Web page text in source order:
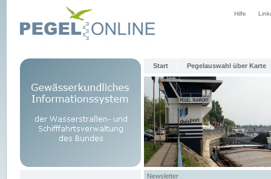
Hilfe
Start Pegelauswahl über Karte
Newsletter